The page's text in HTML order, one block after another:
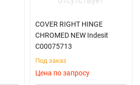
COVER RIGHT HINGE
CHROMED NEW Indesit
C00075713
Под заказ
Цена по запросу